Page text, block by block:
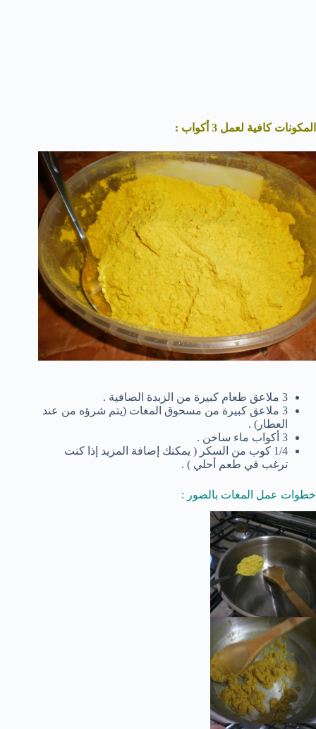
المكونات كافية لعمل 3 أكواب :
3 ملاعق طعام كبيرة من الزبدة الصافية .
3 ملاعق كبيرة من مسحوق المغات (يتم شرؤه من عند
العطار) .
3 أكواب ماء ساخن .
1/4 كوب من السكر ( يمكنك إضافة المزيد إذا كنت
ترغب في طعم أحلي ) .
خطوات عمل المغات بالصور :